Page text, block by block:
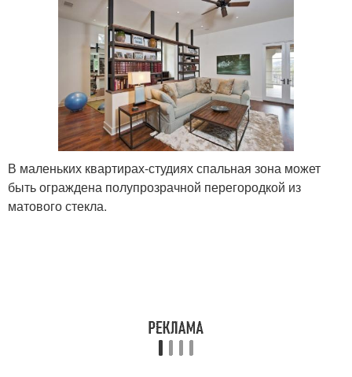
В маленьких квартирах-студиях спальная зона может
быть ограждена полупрозрачной перегородкой из
матового стекла.